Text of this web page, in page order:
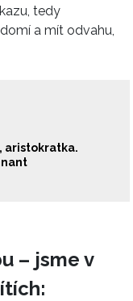
tedy
a mít odvahu,
aristokratka.
– jsme v